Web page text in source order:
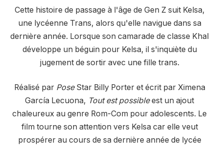
Cette histoire de passage à l'âge de Gen Z suit Kelsa,
une lycéenne Trans, alors qu'elle navigue dans sa
dernière année. Lorsque son camarade de classe Khal
développe un béguin pour Kelsa, il s'inquiète du
jugement de sortir avec une fille trans.
Réalisé par PoseStar Billy Porter et écrit par Ximena
García Lecuona, Tout est possibleest un ajout
chaleureux au genre Rom-Com pour adolescents. Le
film tourne son attention vers Kelsa car elle veut
prospérer au cours de sa dernière année de lycée